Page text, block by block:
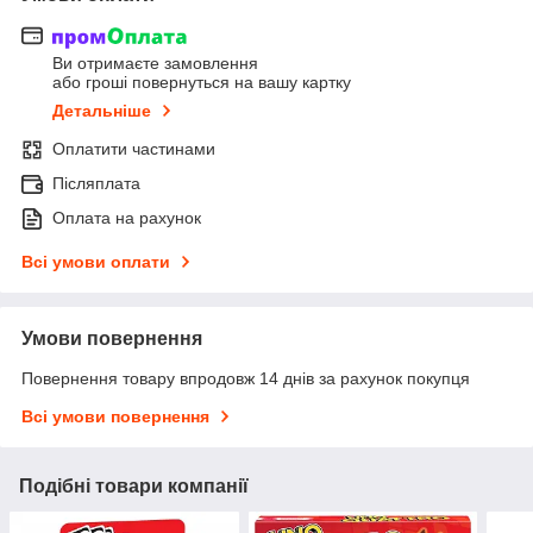
Ви отримаєте замовлення
або гроші повернуться на вашу картку
Детальніше
Оплатити частинами
Післяплата
Оплата на рахунок
Всі умови оплати
Умови повернення
Повернення товару впродовж 14 днів за рахунок покупця
Всі умови повернення
Подібні товари компанії